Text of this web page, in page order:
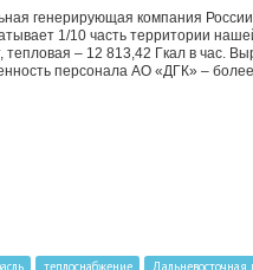
генерирующая компания
1/10 часть территории
– 12 813,42 Гкал в час.
персонала АО «ДГК» –
теплоснабжение